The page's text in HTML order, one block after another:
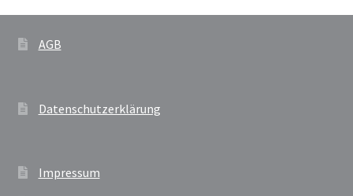
AGB
Datenschutzerklärung
Impressum